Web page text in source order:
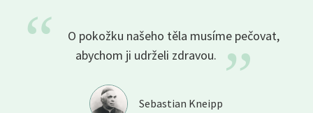
“
O pokožku našeho těla musíme pečovat,
abychom ji udrželi zdravou. ”
Sebastian Kneipp